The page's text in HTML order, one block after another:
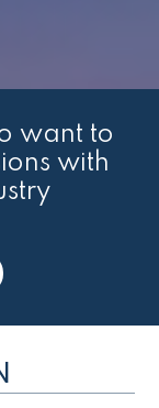
want to
with